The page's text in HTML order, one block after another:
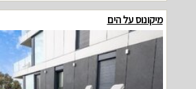
מיקונוס על הים